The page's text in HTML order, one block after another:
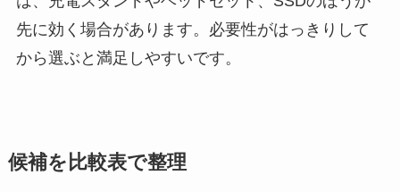
先に効く場合があります。必要性がはっきりして
から選ぶと満足しやすいです。
候補を比較表で整理